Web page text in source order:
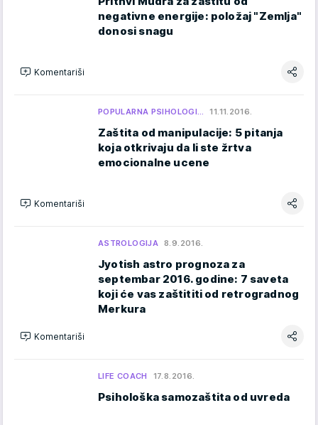
negativne energije: položaj "Zemlja"
donosi snagu
Komentariši
POPULARNA PSIHOLOGI… 11.11.2016.
Zaštita od manipulacije: 5 pitanja
koja otkrivaju da li ste žrtva
emocionalne ucene
Komentariši
ASTROLOGIJA 8.9.2016.
Jyotish astro prognoza za
septembar 2016. godine: 7 saveta
koji će vas zaštititi od retrogradnog
Merkura
Komentariši
LIFE COACH 17.8.2016.
Psihološka samozaštita od uvreda